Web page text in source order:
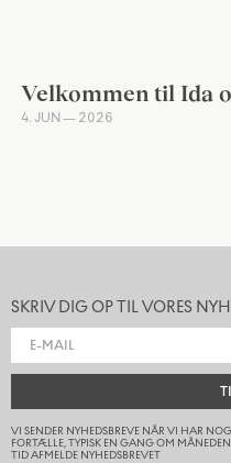
Velkommen til Ida
4. JUN — 2026
SKRIV DIG OP TIL VORES
VI SENDER NYHEDSBREVE NÅR VI HAR
FORTÆLLE, TYPISK EN GANG OM
TID AFMELDE NYHEDSBREVET